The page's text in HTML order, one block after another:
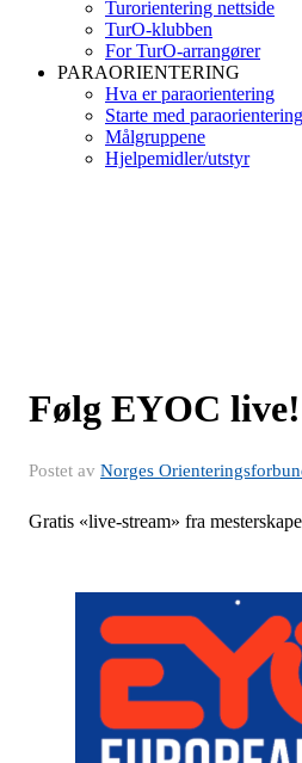
Turorientering nettside
TurO-klubben
For TurO-arrangører
PARAORIENTERING
Hva er paraorientering
Starte med paraorientering
Målgruppene
Hjelpemidler/utstyr
Følg EYOC live!
Postet av Norges
Gratis «live-stream» fra